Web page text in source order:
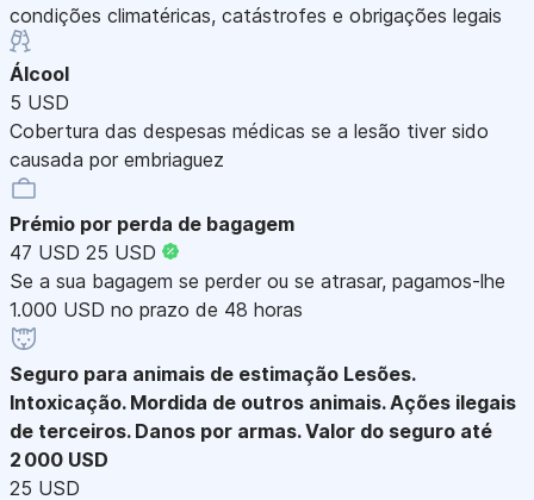
condições climatéricas, catástrofes e obrigações legais
Álcool
5 USD
Cobertura das despesas médicas se a lesão tiver sido
causada por embriaguez
Prémio por perda de bagagem
47 USD 25 USD
Se a sua bagagem se perder ou se atrasar, pagamos-lhe
1.000 USD no prazo de 48 horas
Seguro para animais de estimação Lesões.
Intoxicação. Mordida de outros animais. Ações ilegais
de terceiros. Danos por armas. Valor do seguro até
2 000 USD
25 USD